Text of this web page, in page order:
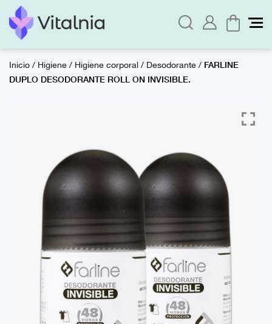
Inicio/ Higiene/ Higiene corporal/ Desodorante/ FARLINE
DUPLO DESODORANTE ROLL ON INVISIBLE.